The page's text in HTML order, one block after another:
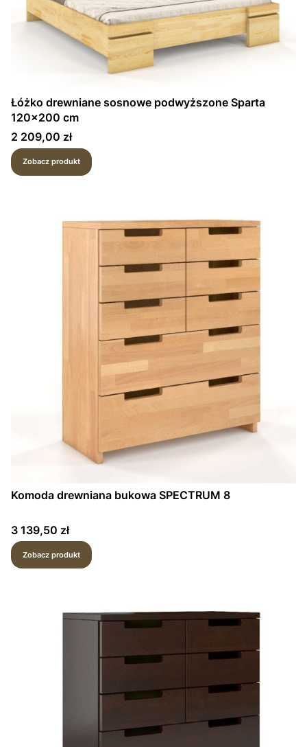
Łóżko drewniane sosnowe podwyższone Sparta
120x200 cm
Cena
2 209,00 zł
Zobacz produkt
Komoda drewniana bukowa SPECTRUM 8
Cena
3 139,50 zł
Zobacz produkt